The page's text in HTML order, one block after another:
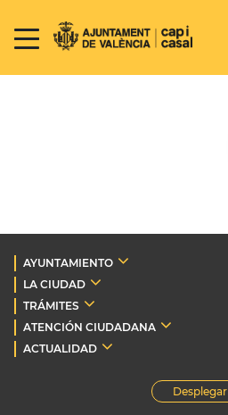
AYUNTAMIENTO
LA CIUDAD
TRÁMITES
ATENCIÓN CIUDADANA
ACTUALIDAD
Desplegar